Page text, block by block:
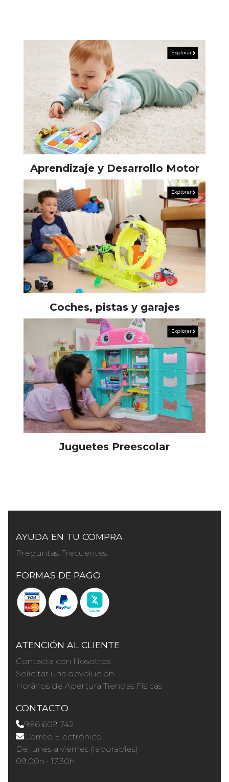
Aprendizaje y Desarrollo Motor
Coches, pistas y garajes
Juguetes Preescolar
AYUDA EN TU COMPRA
Preguntas Frecuentes
FORMAS DE PAGO
ATENCIÓN AL CLIENTE
Contacta con Nosotros
Solicitar una devolución
Horários de Apertura Tiendas Físicas
CONTACTO
986 609 742
Correo Electrónico
De lunes a viernes (laborables)
09.00h · 17.30h